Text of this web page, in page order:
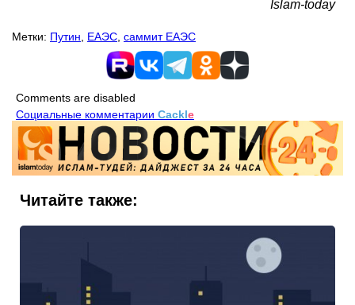
Islam-today
Метки: Путин ЕАЭС саммит ЕАЭС
Comments are disabled
Социальные комментарии Cackle
Читайте также: